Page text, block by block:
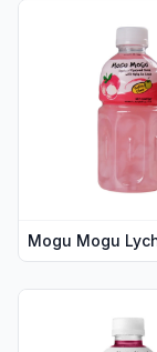
Vis flere detaljer